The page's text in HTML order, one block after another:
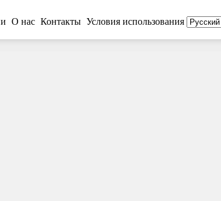
О нас Контакты Условия использования